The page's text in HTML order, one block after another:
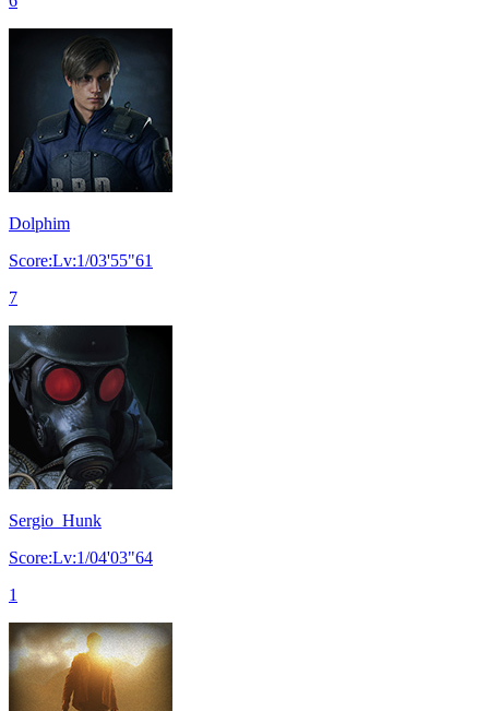
Dolphim
Score:Lv:1/03'55"61
7
Sergio_Hunk
Score:Lv:1/04'03"64
1